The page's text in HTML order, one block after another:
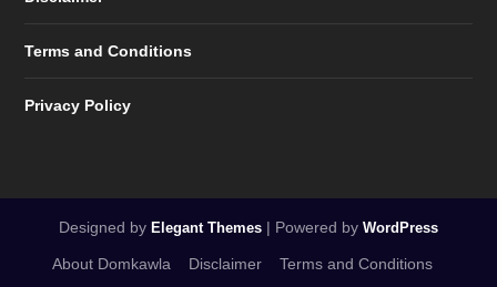
Terms and Conditions
Privacy Policy
Designed by Elegant Themes | Powered by WordPress
About Domkawla Disclaimer Terms and Conditions